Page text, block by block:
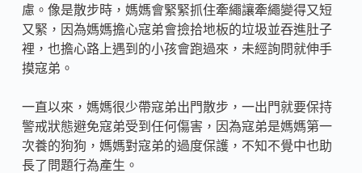
慮。像是散步時，媽媽會緊緊抓住牽繩讓牽繩變得又短
又緊，因為媽媽擔心寇弟會撿拾地板的垃圾並吞進肚子
裡，也擔心路上遇到的小孩會跑過來，未經詢問就伸手
摸寇弟。
一直以來，媽媽很少帶寇弟出門散步，一出門就要保持
警戒狀態避免寇弟受到任何傷害，因為寇弟是媽媽第一
次養的狗狗，媽媽對寇弟的過度保護，不知不覺中也助
長了問題行為產生。